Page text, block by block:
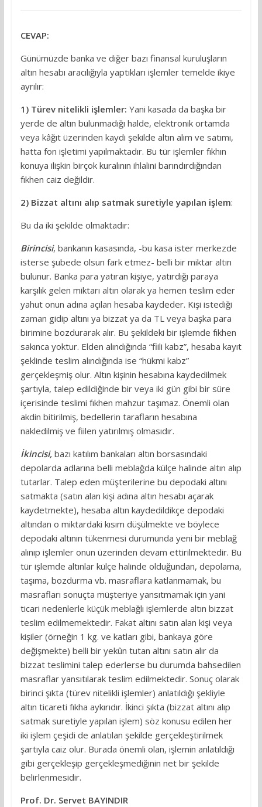
CEVAP:
Günümüzde banka ve diğer bazı finansal kuruluşların
altın hesabı aracılığıyla yaptıkları işlemler temelde ikiye
ayrılır:
1) Türev nitelikli işlemler: Yani kasada da başka bir
yerde de altın bulunmadığı halde, elektronik ortamda
veya kâğıt üzerinden kaydi şekilde altın alım ve satımı,
hatta fon işletimi yapılmaktadır. Bu tür işlemler fıkhın
konuya ilişkin birçok kuralının ihlalini barındırdığından
fıkhen caiz değildir.
2) Bizzat altını alıp satmak suretiyle yapılan işlem:
Bu da iki şekilde olmaktadır:
Birincisi, bankanın kasasında, -bu kasa ister merkezde
isterse şubede olsun fark etmez- belli bir miktar altın
bulunur. Banka para yatıran kişiye, yatırdığı paraya
karşılık gelen miktarı altın olarak ya hemen teslim eder
yahut onun adına açılan hesaba kaydeder. Kişi istediği
zaman gidip altını ya bizzat ya da TL veya başka para
birimine bozdurarak alır. Bu şekildeki bir işlemde fıkhen
sakınca yoktur. Elden alındığında “fiili kabz”, hesaba kayıt
şeklinde teslim alındığında ise “hükmi kabz”
gerçekleşmiş olur. Altın kişinin hesabına kaydedilmek
şartıyla, talep edildiğinde bir veya iki gün gibi bir süre
içerisinde teslimi fıkhen mahzur taşımaz. Önemli olan
akdin bitirilmiş, bedellerin tarafların hesabına
nakledilmiş ve fiilen yatırılmış olmasıdır.
İkincisi, bazı katılım bankaları altın borsasındaki
depolarda adlarına belli meblağda külçe halinde altın alıp
tutarlar. Talep eden müşterilerine bu depodaki altını
satmakta (satın alan kişi adına altın hesabı açarak
kaydetmekte), hesaba altın kaydedildikçe depodaki
altından o miktardaki kısım düşülmekte ve böylece
depodaki altının tükenmesi durumunda yeni bir meblağ
alınıp işlemler onun üzerinden devam ettirilmektedir. Bu
tür işlemde altınlar külçe halinde olduğundan, depolama,
taşıma, bozdurma vb. masraflara katlanmamak, bu
masrafları sonuçta müşteriye yansıtmamak için yani
ticari nedenlerle küçük meblağlı işlemlerde altın bizzat
teslim edilmemektedir. Fakat altını satın alan kişi veya
kişiler (örneğin 1 kg. ve katları gibi, bankaya göre
değişmekte) belli bir yekûn tutan altını satın alır da
bizzat teslimini talep ederlerse bu durumda bahsedilen
masraflar yansıtılarak teslim edilmektedir. Sonuç olarak
birinci şıkta (türev nitelikli işlemler) anlatıldığı şekliyle
altın ticareti fıkha aykırıdır. İkinci şıkta (bizzat altını alıp
satmak suretiyle yapılan işlem) söz konusu edilen her
iki işlem çeşidi de anlatılan şekilde gerçekleştirilmek
şartıyla caiz olur. Burada önemli olan, işlemin anlatıldığı
gibi gerçekleşip gerçekleşmediğinin net bir şekilde
belirlenmesidir.
Prof. Dr. Servet BAYINDIR